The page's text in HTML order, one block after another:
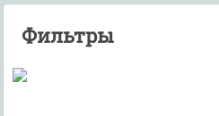
Фильтры